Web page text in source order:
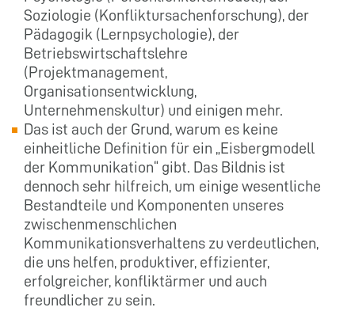
Soziologie (Konfliktursachenforschung), der
Pädagogik (Lernpsychologie), der
Betriebswirtschaftslehre
(Projektmanagement,
Organisationsentwicklung,
Unternehmenskultur) und einigen mehr.
Das ist auch der Grund, warum es keine
einheitliche Definition für ein „Eisbergmodell
der Kommunikation“ gibt. Das Bildnis ist
dennoch sehr hilfreich, um einige wesentliche
Bestandteile und Komponenten unseres
zwischenmenschlichen
Kommunikationsverhaltens zu verdeutlichen,
die uns helfen, produktiver, effizienter,
erfolgreicher, konfliktärmer und auch
freundlicher zu sein.